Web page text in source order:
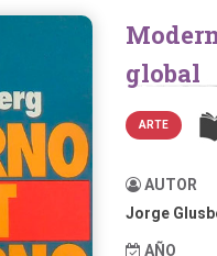
Moderno/Postmoderno: de Nietzsche al Arte
global
ARTE
AUTOR
Jorge
AÑO